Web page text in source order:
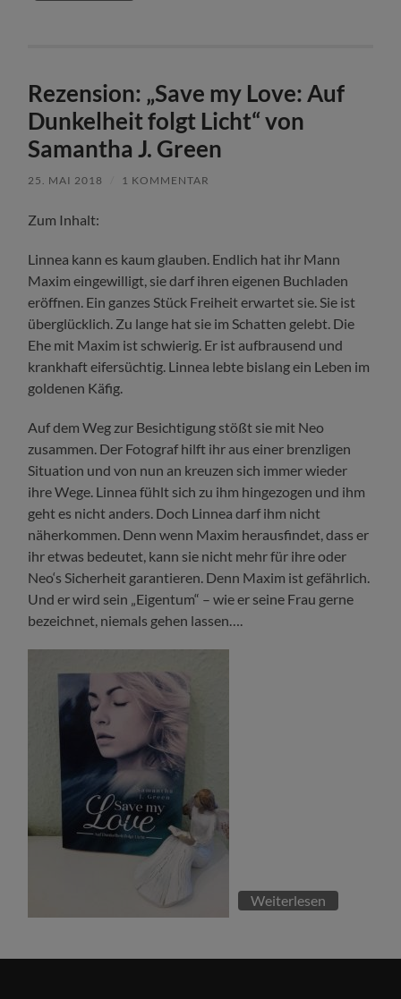
Rezension: „Save my Love: Auf
Dunkelheit folgt Licht“ von
Samantha J. Green
25. MAI 2018 1 KOMMENTAR
Zum Inhalt:
Linnea kann es kaum glauben. Endlich hat ihr Mann
Maxim eingewilligt, sie darf ihren eigenen Buchladen
eröffnen. Ein ganzes Stück Freiheit erwartet sie. Sie ist
überglücklich. Zu lange hat sie im Schatten gelebt. Die
Ehe mit Maxim ist schwierig. Er ist aufbrausend und
krankhaft eifersüchtig. Linnea lebte bislang ein Leben im
goldenen Käfig.
Auf dem Weg zur Besichtigung stößt sie mit Neo
zusammen. Der Fotograf hilft ihr aus einer brenzligen
Situation und von nun an kreuzen sich immer wieder
ihre Wege. Linnea fühlt sich zu ihm hingezogen und ihm
geht es nicht anders. Doch Linnea darf ihm nicht
näherkommen. Denn wenn Maxim herausfindet, dass er
ihr etwas bedeutet, kann sie nicht mehr für ihre oder
Neo‘s Sicherheit garantieren. Denn Maxim ist gefährlich.
Und er wird sein „Eigentum“ – wie er seine Frau gerne
bezeichnet, niemals gehen lassen….
Weiterlesen